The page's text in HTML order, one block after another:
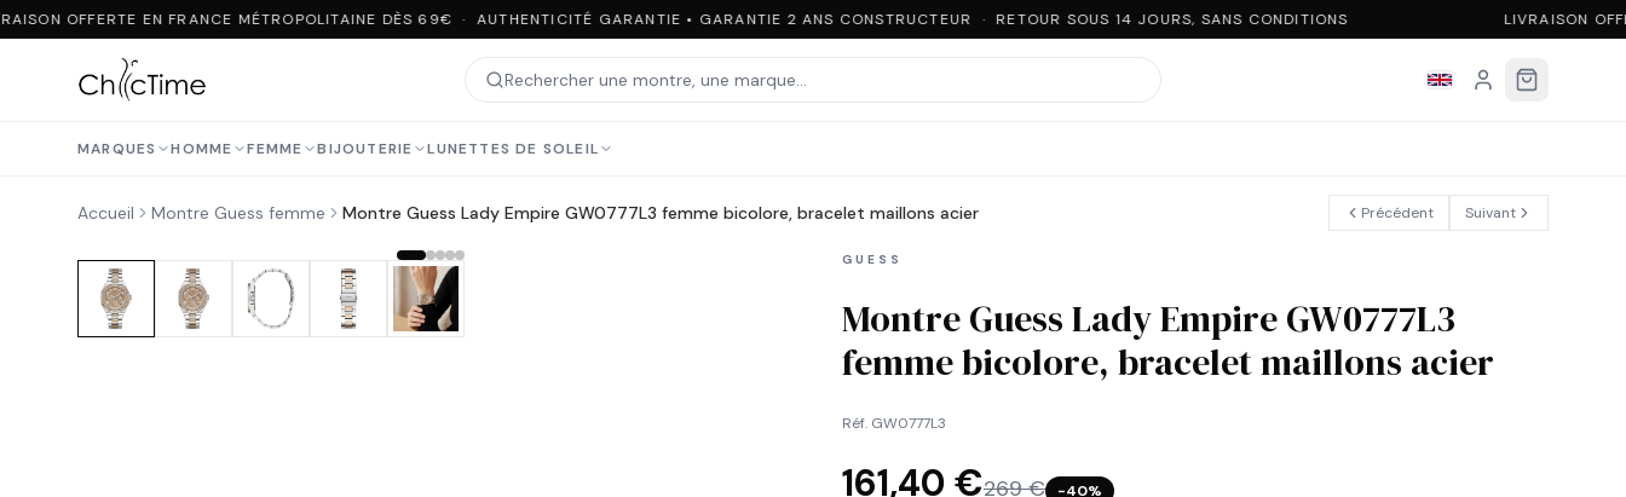
OFFERTE EN FRANCE MÉTROPOLITAINE DÈS 69€ · AUTHENTICITÉ GARANTIE • GARANTIE 2 ANS CONSTRUCTEUR · RETOUR SOUS 14 JOURS, SANS CONDITIONS LIVRAISON
MARQUES HOMME FEMME BIJOUTERIE LUNETTES DE SOLEIL
Accueil Montre Guess femme Montre Guess Lady Empire GW0777L3 femme bicolore, bracelet maillons acier Précédent Suivant
GUESS
Montre Guess Lady Empire GW0777L3
femme bicolore, bracelet maillons acier
Réf. GW0777L3
161,40 €269 € −40%